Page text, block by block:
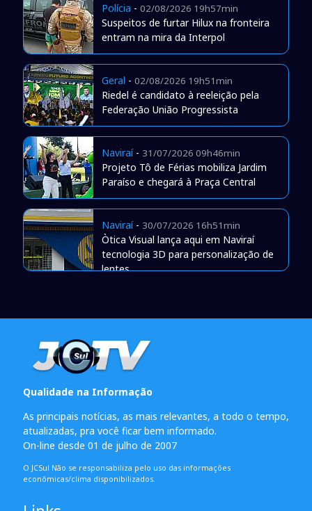
Polícia - 02/08/2026 19h57min
Suspeitos de furtar Hilux na fronteira
entram na mira da Interpol
Geral - 02/08/2026 19h51min
Riedel é candidato à reeleição pela
Federação União Progressista
Naviraí- 31/07/2026 09h46min
Projeto Tô de Férias mobiliza Jardim
Paraíso e chegará à Praça Central
Naviraí- 30/07/2026 16h51min
Òtica Visual lança aqui em Naviraí
tecnologia 3D para personalização de
lentes
Qualidade na Informação
As principais notícias, as mais relevantes, a todo o tempo,
atualizadas, pra você ficar bem informado.
On-line desde 01 de julho de 2007
O JCSul Não se responsabiliza pelo uso das informações
econômicas/clima disponibilizados.